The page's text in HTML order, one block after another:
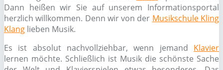
Dann heißen wir Sie auf unserem Informationsportal
herzlich willkommen. Denn wir von der Musikschule Kling
Klang lieben Musik.
Es ist absolut nachvollziehbar, wenn jemand Klavier
lernen möchte. Schließlich ist Musik die schönste Sache